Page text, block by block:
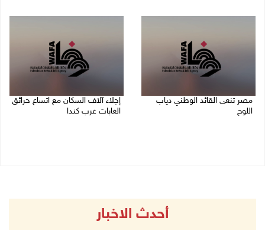
مصر تنعى القائد الوطني دياب
اللوح
إجلاء آلاف السكان مع اتساع حرائق
الغابات غرب كندا
أحدث الاخبار